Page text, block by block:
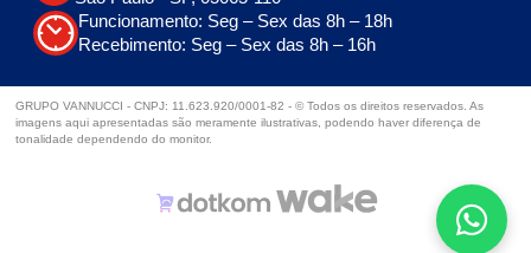
Funcionamento: Seg – Sex das 8h – 18h
Recebimento: Seg – Sex das 8h – 16h
GRUPO VANNUCCI - CNPJ: 11.623.920/0001-82 - © Todos os direitos reservados. As
imagens aqui apresentadas são meramente ilustrativas, podendo haver diferença de
tonalidade dependendo do monitor.